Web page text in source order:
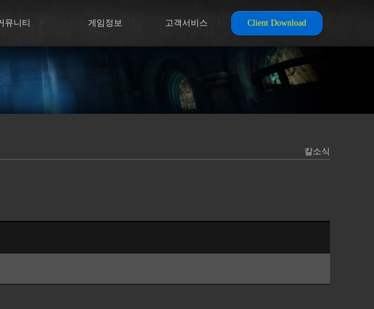
뮤니티 게임정보 고객서비스 Client Download
칼소식